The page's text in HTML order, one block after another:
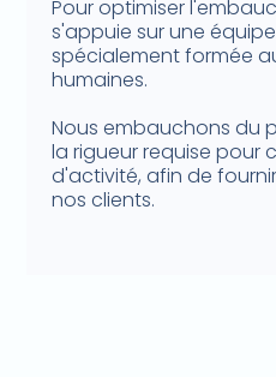
Pour optimiser
s'appuie sur une
spécialement formée
humaines.
Nous embauchons du
la rigueur requise pour
d'activité, afin de
nos clients.